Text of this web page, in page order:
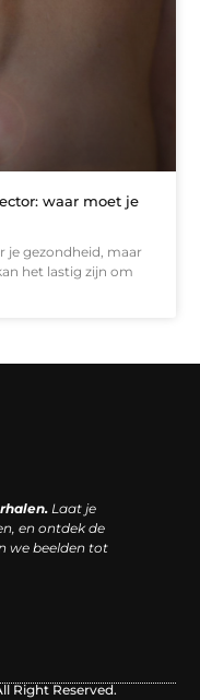
waar moet je
je gezondheid, maar
het lastig zijn om
Laat je
en ontdek de
we beelden tot
Right Reserved.